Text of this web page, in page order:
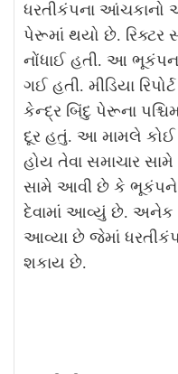
ધરતીકંપના આંચકાનો
પેરૂમાં થયો છે. રિક્ટર
નોંધાઈ હતી. આ
ગઈ હતી. મીડિયા
કેન્દ્ર બિંદુ પેરૂના
દૂર હતું. આ મામલે કોઈ
હોય તેવા સમાચાર
સામે આવી છે કે ભૂકંપને
દેવામાં આવ્યું છે. અનેક
આવ્યા છે જેમાં
શકાય છે.